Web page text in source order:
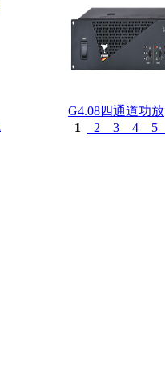
G4.08四通道功放
1
2 3 4 5